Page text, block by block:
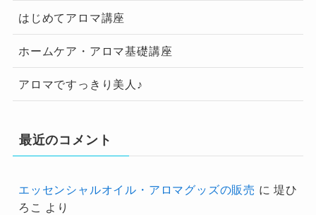
はじめてアロマ講座
ホームケア・アロマ基礎講座
アロマですっきり美人♪
最近のコメント
エッセンシャルオイル・アロマグッズの販売 に堤ひ
ろこ
より